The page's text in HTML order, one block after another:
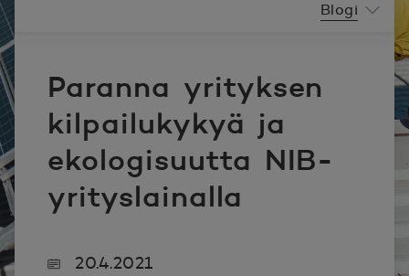
Paranna yrityksen
kilpailukykyä ja
ekologisuutta NIB-
yrityslainalla
Blogi
20.4.2021